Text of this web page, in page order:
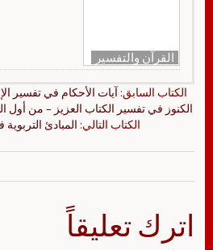
القرآن والتفسير
الكتاب السابق:آيات الأحكام في تفسير
الكنوز في تفسير الكتاب العزيز – من أول
الكتاب التالي: المبادئ
اترك تعليقاً